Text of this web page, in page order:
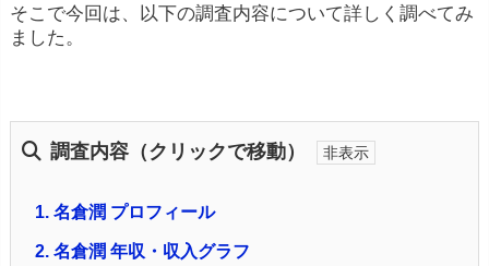
そこで今回は、以下の調査内容について詳しく調べてみ
ました。
調査内容（クリックで移動）
1. 名倉潤 プロフィール
2. 名倉潤 年収・収入グラフ